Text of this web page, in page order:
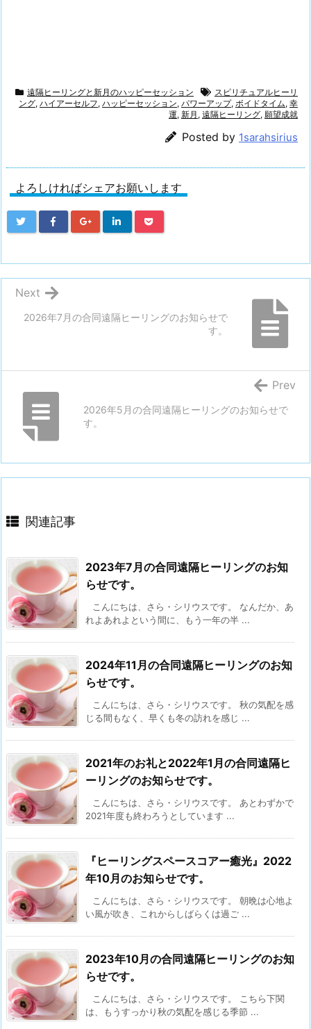
遠隔ヒーリングと新月のハッピーセッション
スピリチュアルヒーリ
ング, ハイアーセルフ, ハッピーセッション, パワーアップ, ボイドタイム, 幸
運, 新月 , 遠隔ヒーリング, 願望成就
Posted by 1sarahsirius
よろしければシェアお願いします
2026年7月の合同遠隔ヒーリングのお知らせで
す。
Next
2026年5月の合同遠隔ヒーリングのお知らせで
す。
Prev
関連記事
2023年7月の合同遠隔ヒーリングのお知
らせです。
こんにちは、さら・シリウスです。 なんだか、あ
れよあれよという間に、もう一年の半 ...
2024年11月の合同遠隔ヒーリングのお知
らせです。
こんにちは、さら・シリウスです。 秋の気配を感
じる間もなく、早くも冬の訪れを感じ ...
2021年のお礼と2022年1月の合同遠隔ヒ
ーリングのお知らせです。
こんにちは、さら・シリウスです。 あとわずかで
2021年度も終わろうとしています ...
『ヒーリングスペースコアー癒光』2022
年10月のお知らせです。
こんにちは、さら・シリウスです。 朝晩は心地よ
い風が吹き、これからしばらくは過ご ...
2023年10月の合同遠隔ヒーリングのお知
らせです。
こんにちは、さら・シリウスです。 こちら下関
は、もうすっかり秋の気配を感じる季節 ...